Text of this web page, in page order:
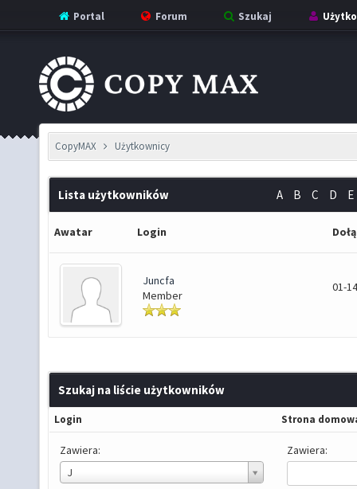
Portal Forum Szukaj
CopyMAX Użytkownicy
A B C D E
Lista użytkowników
Awatar Login
Juncfa
Member
01-
Szukaj na liście użytkowników
Login Strona
Zawiera:
J
Login
Zawiera: